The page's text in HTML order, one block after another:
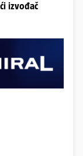
izvođač